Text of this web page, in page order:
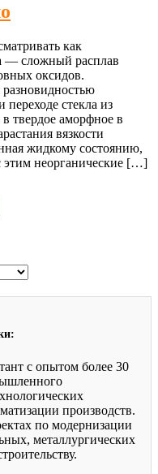
как
— сложный расплав
оксидов.
разновидностью
стекла из
твердое аморфное в
вязкости
жидкому состоянию,
этим неорганические […]
с опытом более 30
производств.
по модернизации
металлургических